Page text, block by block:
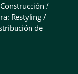
/
Restyling /
de